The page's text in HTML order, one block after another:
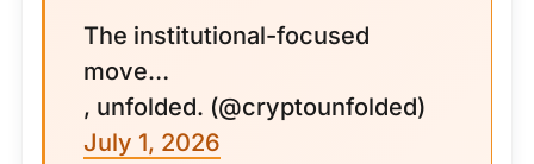
The institutional-focused
move…
, unfolded. (@cryptounfolded)
July 1, 2026